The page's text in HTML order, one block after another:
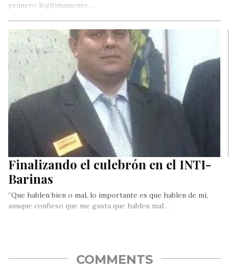
primero legítimamente…
Finalizando el culebrón en el INTI-
Barinas
“Que hablen bien o mal, lo importante es que hablen de mí,
aunque confieso que me gusta que hablen mal…
COMMENTS